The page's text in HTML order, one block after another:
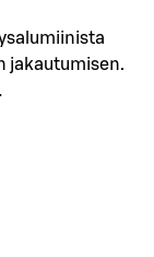
jakautumisen.